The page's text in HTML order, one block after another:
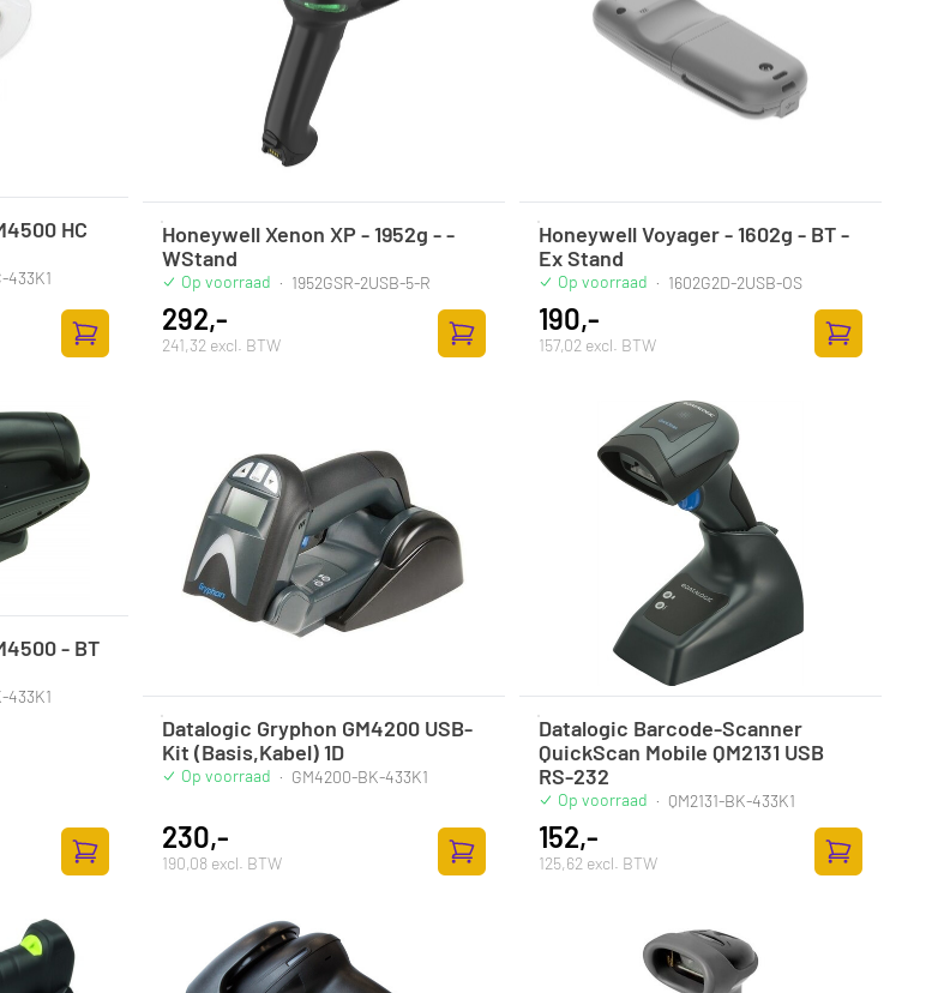
HC
433K1
Zum Warenkorb hinzufügen
Honeywell Xenon XP - 1952g - -
WStand
Op voorraad · 1952GSR-2USB-5-R
292,-
241,32 excl. BTW
Zum Warenkorb hinzufügen
Honeywell Voyager - 1602g - BT -
Ex Stand
Op voorraad · 1602G2D-2USB-OS
190,-
157,02 excl. BTW
Zum
- BT
433K1
Zum Warenkorb hinzufügen
Datalogic Gryphon GM4200 USB-
Kit (Basis,Kabel) 1D
Op voorraad · GM4200-BK-433K1
230,-
190,08 excl. BTW
Zum Warenkorb hinzufügen
Datalogic Barcode-Scanner
QuickScan Mobile QM2131 USB
RS-232
Op voorraad · QM2131-BK-433K1
152,-
125,62 excl. BTW
Zum